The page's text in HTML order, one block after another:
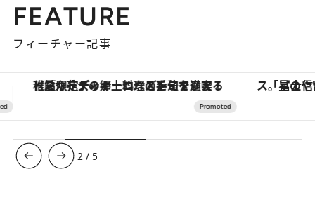
FEATURE
フィーチャー記事
「星のや富士」でデジタルデトックス。冨士信仰の歴史を辿り、心身を調える。
3 / 5